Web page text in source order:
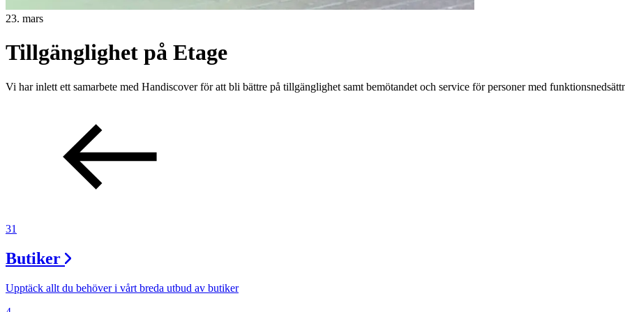
Magasin
23. mars
Tillgänglighet på Etage
Vi har inlett ett samarbete med Handiscover för att bli bättre på tillgänglighet samt bemötandet och service för personer med
31
Butiker
Upptäck allt du behöver i vårt breda utbud av butiker